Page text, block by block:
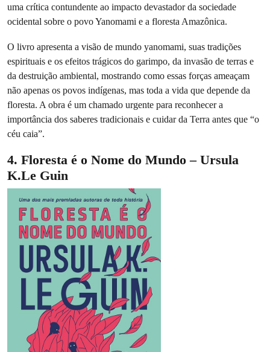
uma crítica contundente ao impacto devastador da sociedade
ocidental sobre o povo Yanomami e a floresta Amazônica.
O livro apresenta a visão de mundo yanomami, suas tradições
espirituais e os efeitos trágicos do garimpo, da invasão de terras e
da destruição ambiental, mostrando como essas forças ameaçam
não apenas os povos indígenas, mas toda a vida que depende da
floresta. A obra é um chamado urgente para reconhecer a
importância dos saberes tradicionais e cuidar da Terra antes que “o
céu caia”.
4. Floresta é o Nome do Mundo – Ursula
K.Le Guin